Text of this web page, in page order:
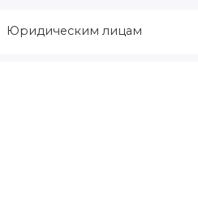
Юридическим лицам